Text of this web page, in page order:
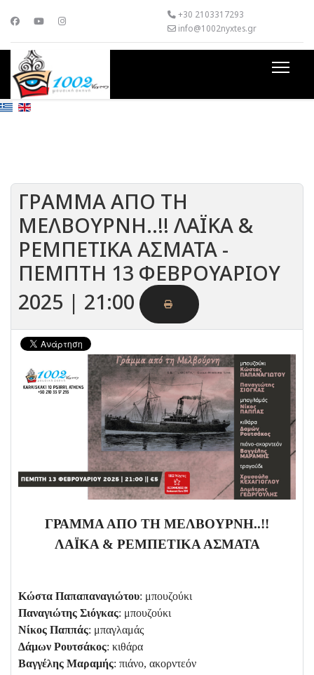
+30 2103317293
info@1002nyxtes.gr
ΓΡΑΜΜΑ ΑΠΟ ΤΗ
ΜΕΛΒΟΥΡΝΗ..!! ΛΑΪΚΑ &
ΡΕΜΠΕΤΙΚΑ ΑΣΜΑΤΑ -
ΠΕΜΠΤΗ 13 ΦΕΒΡΟΥΑΡΙΟΥ
2025 | 21:00
ΓΡΑΜΜΑ ΑΠΟ ΤΗ ΜΕΛΒΟΥΡΝΗ..!!
ΛΑΪΚΑ & ΡΕΜΠΕΤΙΚΑ ΑΣΜΑΤΑ
Κώστα Παπαπαναγιώτου: μπουζούκι
Παναγιώτης Σιόγκας: μπουζούκι
Νίκος Παππάς: μπαγλαμάς
Δάμων Ρουτσάκος: κιθάρα
Βαγγέλης Μαραμής: πιάνο, ακορντεόν